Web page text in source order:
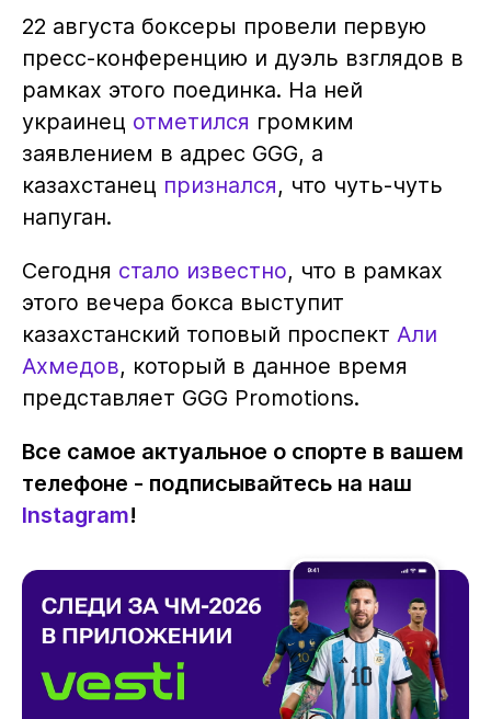
22 августа боксеры провели первую
пресс-конференцию и дуэль взглядов в
рамках этого поединка. На ней
украинец отметился громким
заявлением в адрес GGG, а
казахстанец признался, что чуть-чуть
напуган.
Сегодня стало известно, что в рамках
этого вечера бокса выступит
казахстанский топовый проспект Али
Ахмедов, который в данное время
представляет GGG Promotions.
Все самое актуальное о спорте в вашем
телефоне - подписывайтесь на наш
Instagram!